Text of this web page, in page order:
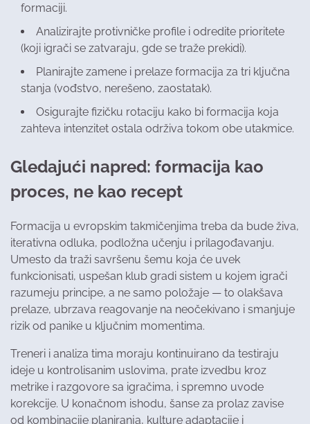
formaciji.
Analizirajte protivničke profile i odredite prioritete
(koji igrači se zatvaraju, gde se traže prekidi).
Planirajte zamene i prelaze formacija za tri ključna
stanja (vođstvo, nerešeno, zaostatak).
Osigurajte fizičku rotaciju kako bi formacija koja
zahteva intenzitet ostala održiva tokom obe utakmice.
Gledajući napred: formacija kao
proces, ne kao recept
Formacija u evropskim takmičenjima treba da bude živa,
iterativna odluka, podložna učenju i prilagođavanju.
Umesto da traži savršenu šemu koja će uvek
funkcionisati, uspešan klub gradi sistem u kojem igrači
razumeju principe, a ne samo položaje — to olakšava
prelaze, ubrzava reagovanje na neočekivano i smanjuje
rizik od panike u ključnim momentima.
Treneri i analiza tima moraju kontinuirano da testiraju
ideje u kontrolisanim uslovima, prate izvedbu kroz
metrike i razgovore sa igračima, i spremno uvode
korekcije. U konačnom ishodu, šanse za prolaz zavise
od kombinacije planiranja, kulture adaptacije i